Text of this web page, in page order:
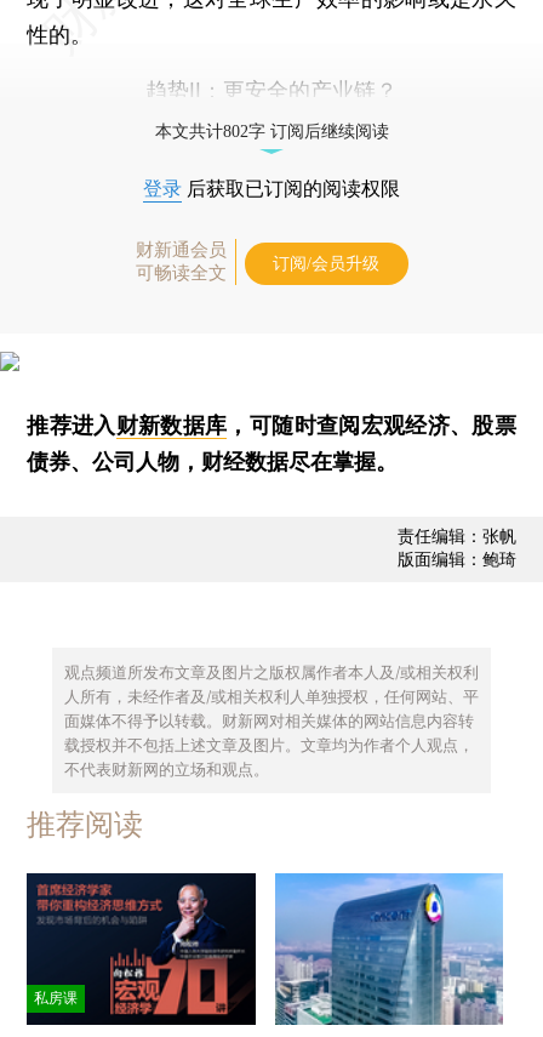
性的。
趋势II：更安全的产业链？
本文共计802字 订阅后继续阅读
登录 后获取已订阅的阅读权限
财新通会员
可畅读全文
订阅/会员升级
推荐进入财新数据库 ，可随时查阅宏观经济、股票
债券、公司人物，财经数据尽在掌握。
责任编辑：张帆
版面编辑：鲍琦
观点频道所发布文章及图片之版权属作者本人及/或相关权利
人所有，未经作者及/或相关权利人单独授权，任何网站、平
面媒体不得予以转载。财新网对相关媒体的网站信息内容转
载授权并不包括上述文章及图片。文章均为作者个人观点，
不代表财新网的立场和观点。
推荐阅读
私房课